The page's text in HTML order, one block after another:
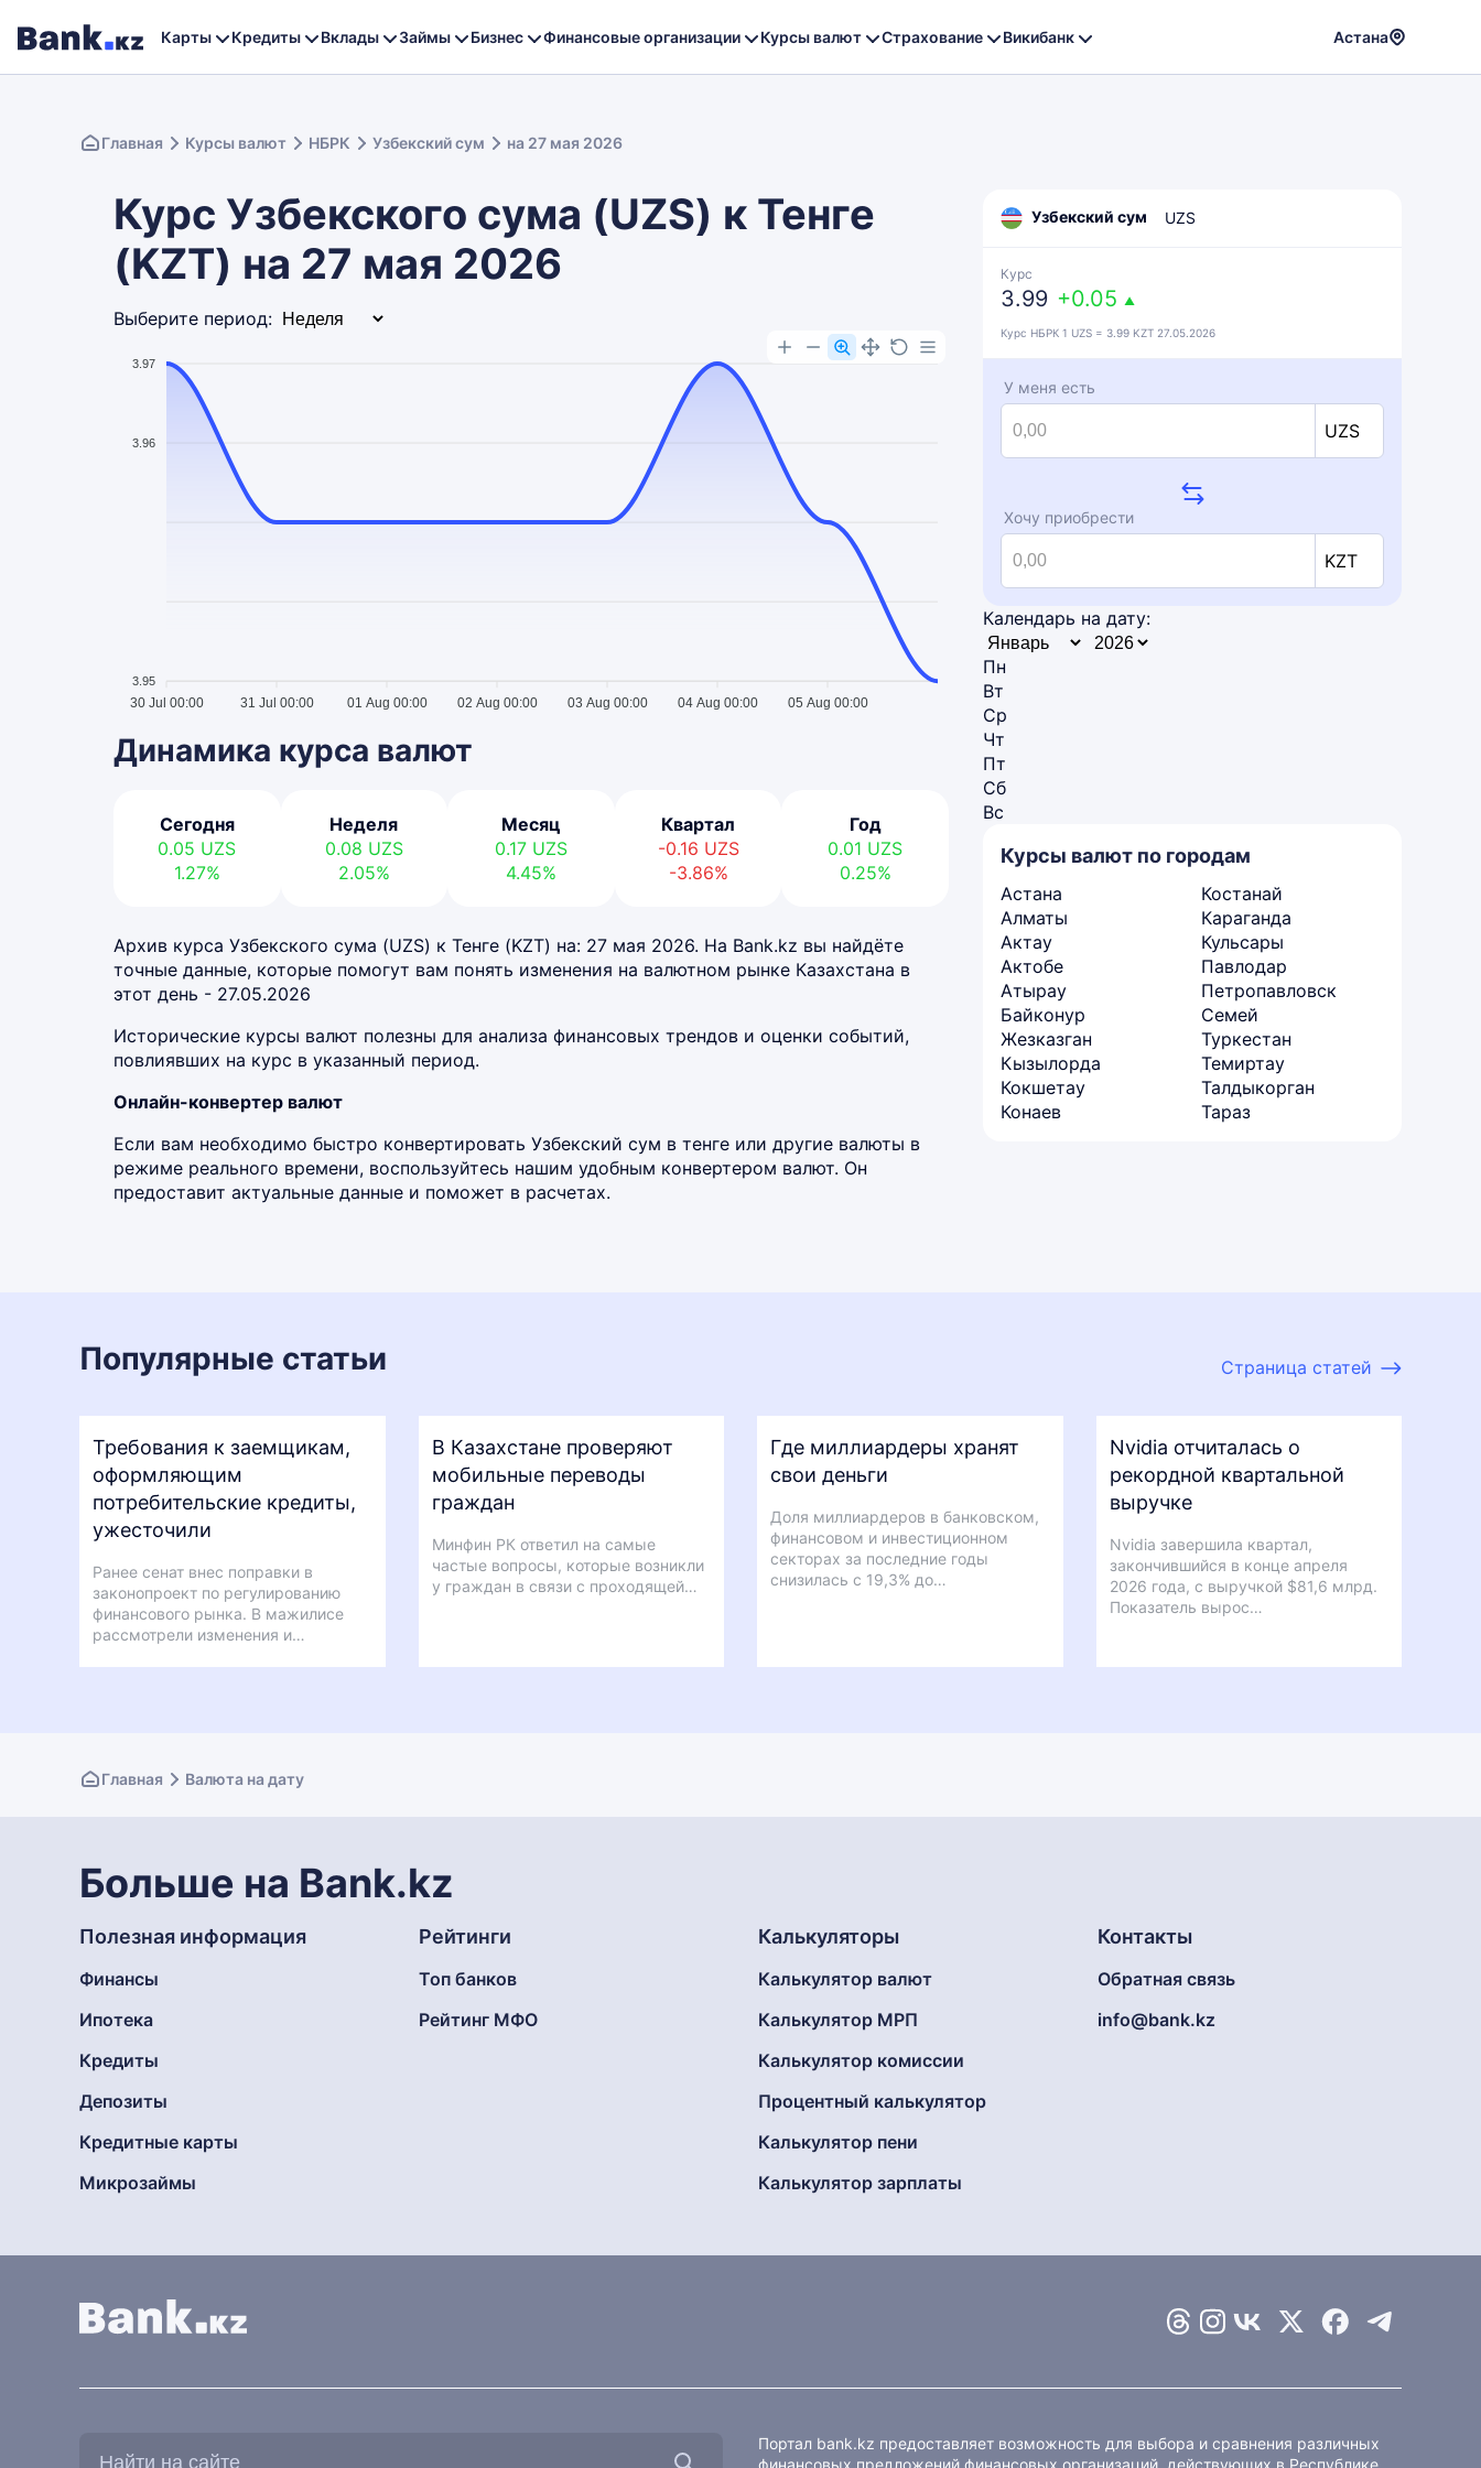
Карты Кредиты Вклады Займы Бизнес Финансовые организации Курсы валют Страхование Викибанк Астана
Главная Курсы валют НБРК Узбекский сум на 27 мая 2026
Курс Узбекского сума (UZS) к Тенге
(KZT) на 27 мая 2026
Выберите период:
3.97
3.96
3.95
30 Jul 00:00 31 Jul 00:00 01 Aug 00:00 02 Aug 00:00 03 Aug 00:00 04 Aug 00:00 05 Aug 00:00
Динамика курса валют
Сегодня
0.05 UZS
1.27%
Неделя
0.08 UZS
2.05%
Месяц
0.17 UZS
4.45%
Квартал
-0.16 UZS
-3.86%
Год
0.01 UZS
0.25%
Архив курса Узбекского сума (UZS) к Тенге (KZT) на: 27 мая 2026. На Bank.kz вы найдёте
точные данные, которые помогут вам понять изменения на валютном рынке Казахстана в
этот день - 27.05.2026
Исторические курсы валют полезны для анализа финансовых трендов и оценки событий,
повлиявших на курс в указанный период.
Онлайн-конвертер валют
Если вам необходимо быстро конвертировать Узбекский сум в тенге или другие валюты в
режиме реального времени, воспользуйтесь нашим удобным конвертером валют. Он
предоставит актуальные данные и поможет в расчетах.
Узбекский сум UZS
Курс
3.99 +0.05 ▲
Курс НБРК 1 UZS = 3.99 KZT 27.05.2026
У меня есть
UZS
Хочу приобрести
KZT
Календарь на дату:
Пн
Вт
Ср
Чт
Пт
Сб
Вс
Курсы валют по городам
Астана
Алматы
Актау
Актобе
Атырау
Байконур
Жезказган
Кызылорда
Кокшетау
Конаев
Костанай
Караганда
Кульсары
Павлодар
Петропавловск
Семей
Туркестан
Темиртау
Талдыкорган
Тараз
Популярные статьи Страница статей
Требования к заемщикам,
оформляющим
потребительские кредиты,
ужесточили
Ранее сенат внес поправки в
законопроект по регулированию
финансового рынка. В мажилисе
рассмотрели изменения и…
В Казахстане проверяют
мобильные переводы
граждан
Минфин РК ответил на самые
частые вопросы, которые возникли
у граждан в связи с проходящей…
Где миллиардеры хранят
свои деньги
Доля миллиардеров в банковском,
финансовом и инвестиционном
секторах за последние годы
снизилась с 19,3% до…
Nvidia отчиталась о
рекордной квартальной
выручке
Nvidia завершила квартал,
закончившийся в конце апреля
2026 года, с выручкой $81,6 млрд.
Показатель вырос…
Главная Валюта на дату
Больше на Bank.kz
Полезная информация
Финансы
Ипотека
Кредиты
Депозиты
Кредитные карты
Микрозаймы
Рейтинги
Топ банков
Рейтинг МФО
Калькуляторы
Калькулятор валют
Калькулятор МРП
Калькулятор комиссии
Процентный калькулятор
Калькулятор пени
Калькулятор зарплаты
Контакты
Обратная связь
info@bank.kz
Портал bank.kz предоставляет возможность для выбора и сравнения различных
финансовых предложений финансовых организаций, действующих в Республике